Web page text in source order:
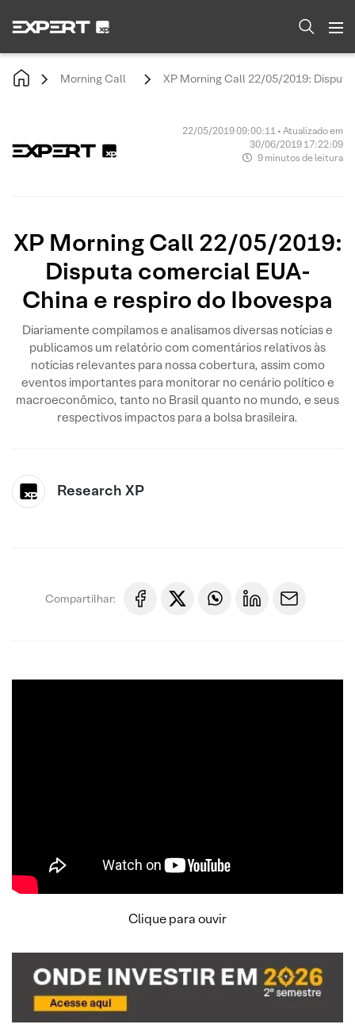
Morning Call XP Morning Call 22/05/2019:
22/05/2019 09:00:11 • Atualizado em
30/06/2019 17:22:09
9 minutos de leitura
XP Morning Call 22/05/2019:
Disputa comercial EUA-
China e respiro do Ibovespa
Diariamente compilamos e analisamos diversas notícias e
publicamos um relatório com comentários relativos às
notícias relevantes para nossa cobertura, assim como
eventos importantes para monitorar no cenário político e
macroeconômico, tanto no Brasil quanto no mundo, e seus
respectivos impactos para a bolsa brasileira.
Research XP
Compartilhar:
Clique para ouvir